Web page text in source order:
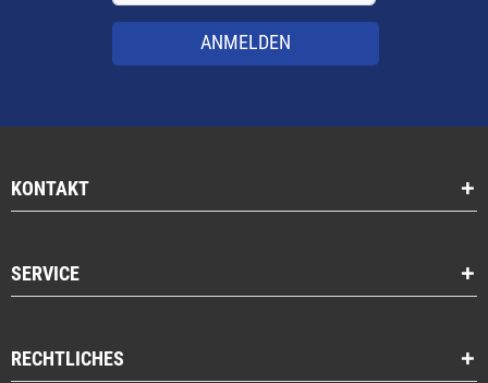
ANMELDEN
KONTAKT
SERVICE
RECHTLICHES